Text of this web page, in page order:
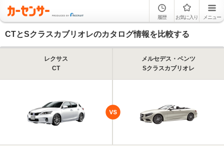
履歴 お気に入り メニュー
CTとSクラスカブリオレのカタログ情報を比較する
レクサス
CT
メルセデス・ベンツ
Sクラスカブリオレ